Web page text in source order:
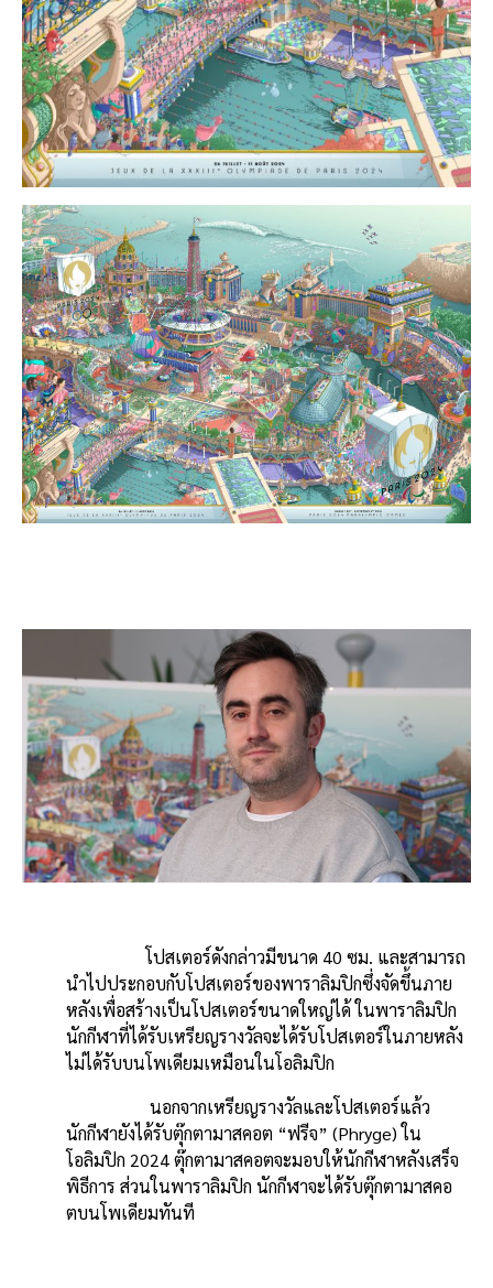
โปสเตอร์ดังกล่าวมีขนาด 40 ซม. และสามารถ
นำไปประกอบกับโปสเตอร์ของพาราลิมปิกซึ่งจัดขึ้นภาย
หลังเพื่อสร้างเป็นโปสเตอร์ขนาดใหญ่ได้ ในพาราลิมปิก
นักกีฬาที่ได้รับเหรียญรางวัลจะได้รับโปสเตอร์ในภายหลัง
ไม่ได้รับบนโพเดียมเหมือนในโอลิมปิก
นอกจากเหรียญรางวัลและโปสเตอร์แล้ว
นักกีฬายังได้รับตุ๊กตามาสคอต “ฟรีจ” (Phryge) ใน
โอลิมปิก 2024 ตุ๊กตามาสคอตจะมอบให้นักกีฬาหลังเสร็จ
พิธีการ ส่วนในพาราลิมปิก นักกีฬาจะได้รับตุ๊กตามาสคอ
ตบนโพเดียมทันที